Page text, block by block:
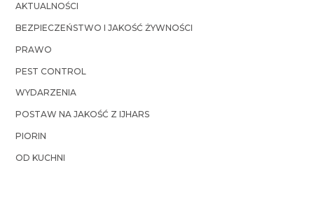
AKTUALNOŚCI
BEZPIECZEŃSTWO I JAKOŚĆ ŻYWNOŚCI
PRAWO
PEST CONTROL
WYDARZENIA
POSTAW NA JAKOŚĆ Z IJHARS
PIORIN
OD KUCHNI